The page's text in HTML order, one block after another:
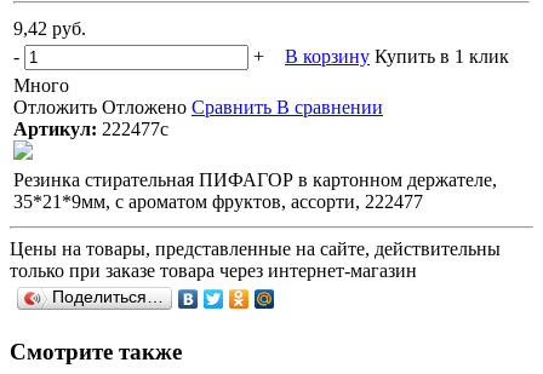
9,42 руб.
-
+ В корзину Купить в 1 клик
Много
Отложить Отложено Сравнить В сравнении
Артикул: 222477с
Резинка стирательная ПИФАГОР в картонном держателе,
35*21*9мм, с ароматом фруктов, ассорти, 222477
Цены на товары, представленные на сайте, действительны
только при заказе товара через интернет-магазин
Поделиться…
Смотрите также